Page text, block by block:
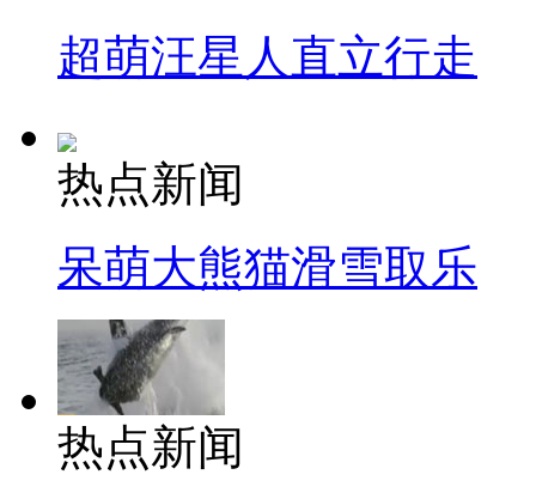
超萌汪星人直立行走
热点新闻
呆萌大熊猫滑雪取乐
热点新闻